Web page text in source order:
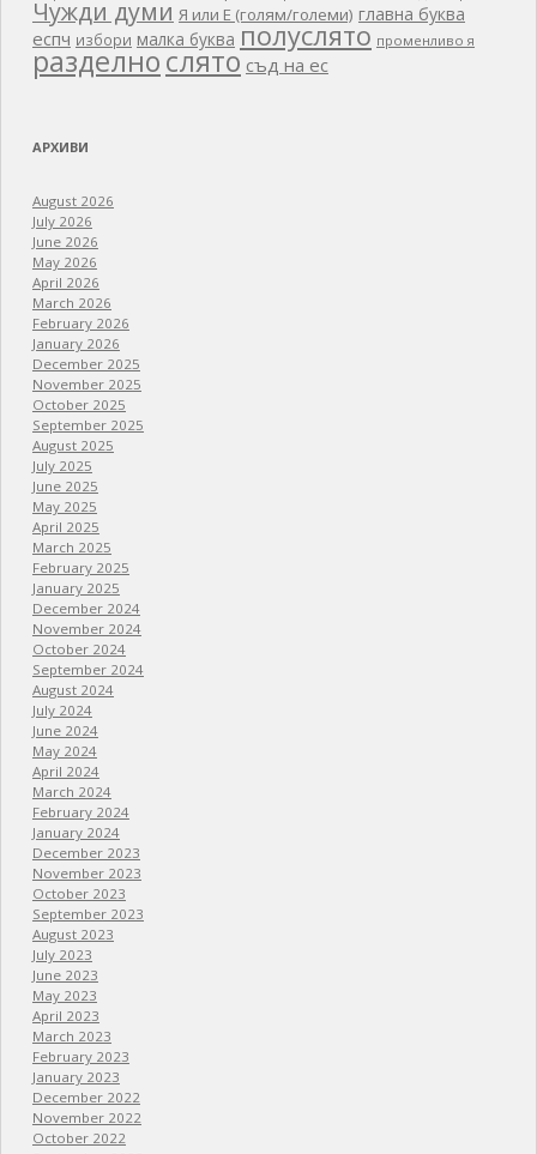
Чужди думи Я или Е (голям/големи) главна буква
еспч избори малка буква полуслято променливо я
разделнослято съд на ес
АРХИВИ
August 2026
July 2026
June 2026
May 2026
April 2026
March 2026
February 2026
January 2026
December 2025
November 2025
October 2025
September 2025
August 2025
July 2025
June 2025
May 2025
April 2025
March 2025
February 2025
January 2025
December 2024
November 2024
October 2024
September 2024
August 2024
July 2024
June 2024
May 2024
April 2024
March 2024
February 2024
January 2024
December 2023
November 2023
October 2023
September 2023
August 2023
July 2023
June 2023
May 2023
April 2023
March 2023
February 2023
January 2023
December 2022
November 2022
October 2022